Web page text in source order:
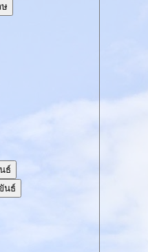
ธ์
นธ์